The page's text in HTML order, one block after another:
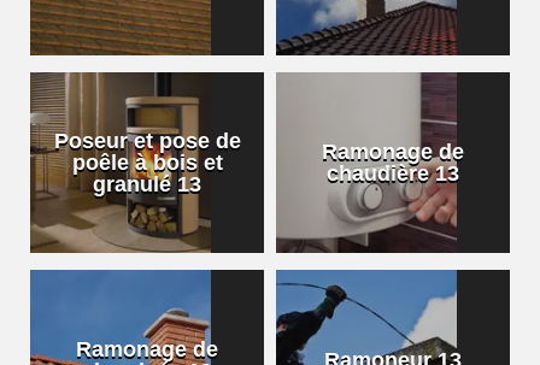
Poseur et pose de
poêle à bois et
granulé 13
Ramonage de
chaudière 13
Ramonage de
Ramoneur 13